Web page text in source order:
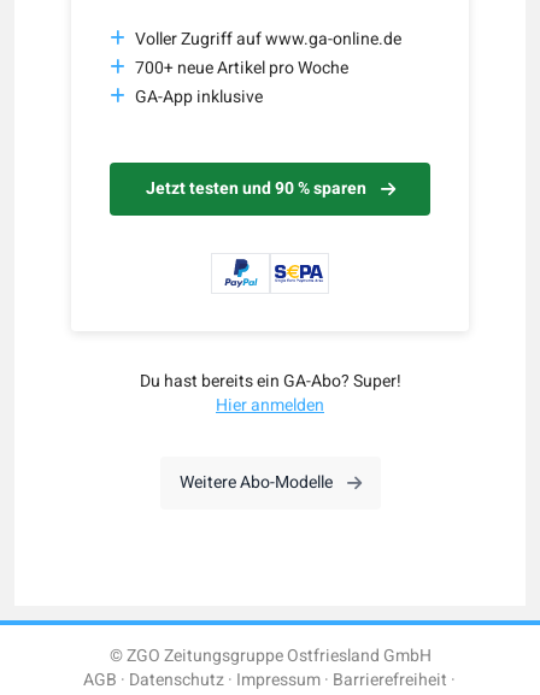
Voller Zugriff auf www.ga-online.de
700+ neue Artikel pro Woche
GA-App inklusive
Jetzt testen und 90 % sparen
Du hast bereits ein GA-Abo? Super!
Hier anmelden
Weitere Abo-Modelle
© ZGO Zeitungsgruppe Ostfriesland GmbH
AGB Datenschutz Impressum Barrierefreiheit